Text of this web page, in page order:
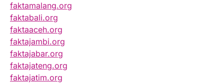
faktamalang.org
faktabali.org
faktaaceh.org
faktajambi.org
faktajabar.org
faktajateng.org
faktajatim.org